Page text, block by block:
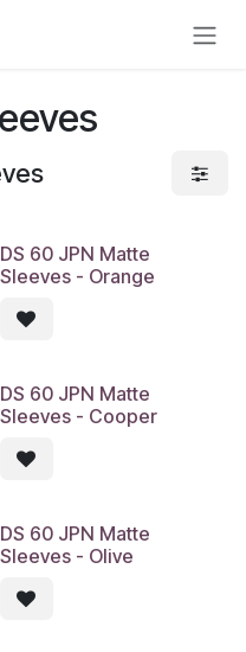
DS 60 JPN Matte
Sleeves - Orange
DS 60 JPN Matte
Sleeves - Cooper
DS 60 JPN Matte
Sleeves - Olive